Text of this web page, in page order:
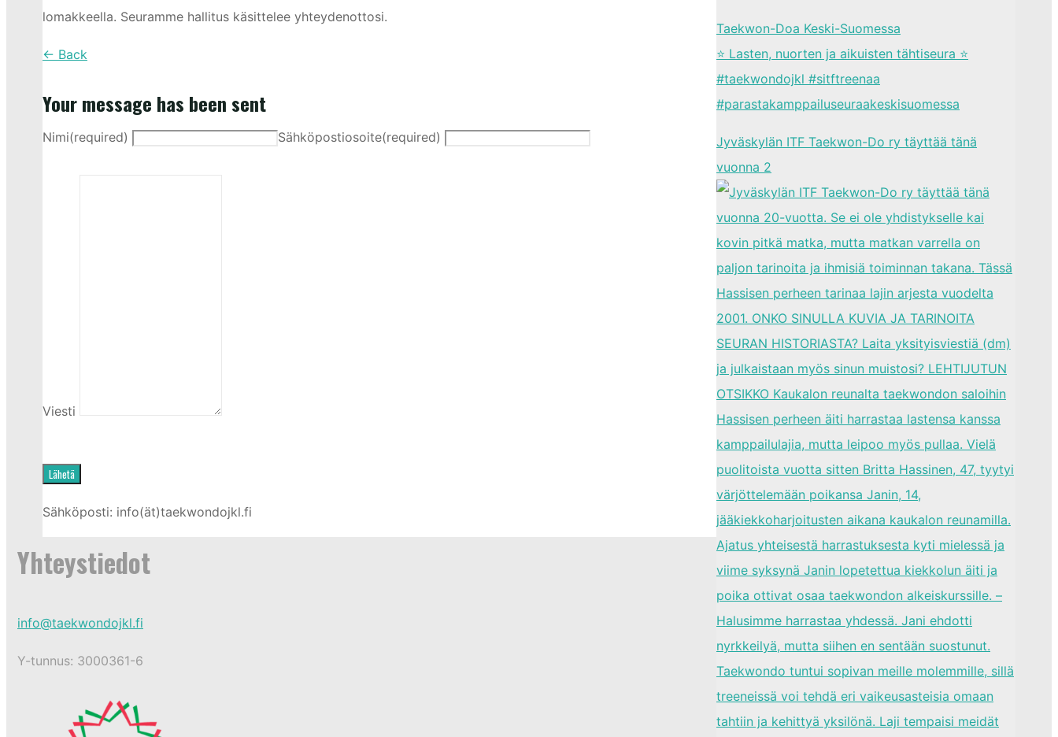
lomakkeella. Seuramme hallitus käsittelee yhteydenottosi.
← Back
Your message has been sent
Nimi(required) Sähköpostiosoite(required)
Viesti
Lähetä
Sähköposti: info(ät)taekwondojkl.fi
Taekwon-Doa Keski-Suomessa
⭐ Lasten, nuorten ja aikuisten tähtiseura ⭐
#taekwondojkl #sitftreenaa
#parastakamppailuseuraakeskisuomessa
Jyväskylän ITF Taekwon-Do ry täyttää tänä
vuonna 2
Yhteystiedot
info@taekwondojkl.fi
Y-tunnus: 3000361-6